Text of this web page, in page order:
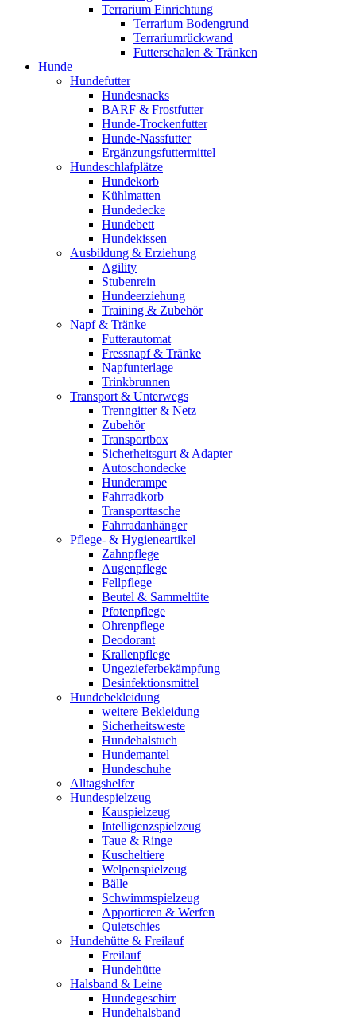
Terrarium Einrichtung
Terrarium Bodengrund
Terrariumrückwand
Futterschalen & Tränken
Hunde
Hundefutter
Hundesnacks
BARF & Frostfutter
Hunde-Trockenfutter
Hunde-Nassfutter
Ergänzungsfuttermittel
Hundeschlafplätze
Hundekorb
Kühlmatten
Hundedecke
Hundebett
Hundekissen
Ausbildung & Erziehung
Agility
Stubenrein
Hundeerziehung
Training & Zubehör
Napf & Tränke
Futterautomat
Fressnapf & Tränke
Napfunterlage
Trinkbrunnen
Transport & Unterwegs
Trenngitter & Netz
Zubehör
Transportbox
Sicherheitsgurt & Adapter
Autoschondecke
Hunderampe
Fahrradkorb
Transporttasche
Fahrradanhänger
Pflege- & Hygieneartikel
Zahnpflege
Augenpflege
Fellpflege
Beutel & Sammeltüte
Pfotenpflege
Ohrenpflege
Deodorant
Krallenpflege
Ungezieferbekämpfung
Desinfektionsmittel
Hundebekleidung
weitere Bekleidung
Sicherheitsweste
Hundehalstuch
Hundemantel
Hundeschuhe
Alltagshelfer
Hundespielzeug
Kauspielzeug
Intelligenzspielzeug
Taue & Ringe
Kuscheltiere
Welpenspielzeug
Bälle
Schwimmspielzeug
Apportieren & Werfen
Quietschies
Hundehütte & Freilauf
Freilauf
Hundehütte
Halsband & Leine
Hundegeschirr
Hundehalsband